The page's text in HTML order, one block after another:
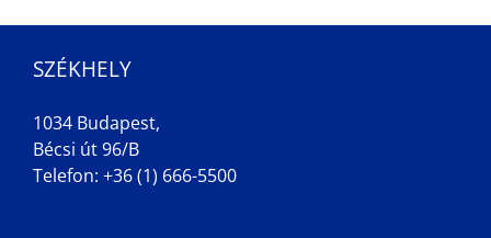
SZÉKHELY
1034 Budapest,
Bécsi út 96/B
Telefon: +36 (1) 666-5500